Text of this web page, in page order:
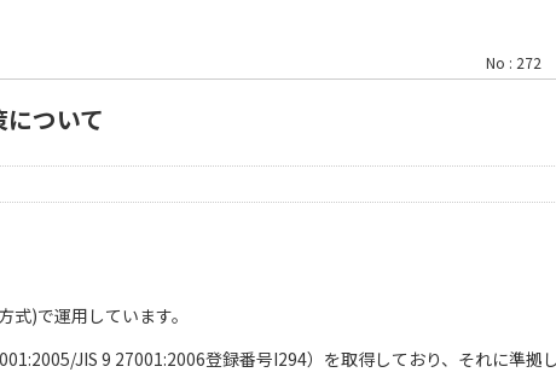
No : 272
ついて
)で運用しています。
JIS 9 27001:2006登録番号I294）を取得しており、それに準拠